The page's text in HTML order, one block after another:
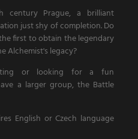
Prague, a brilliant
just shy of completion. Do
first to obtain the legendary
Alchemist's legacy?
or looking for a fun
a larger group, the Battle
English or Czech language